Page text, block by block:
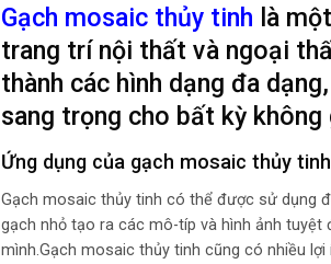
Gạch mosaic thủy tinh là
trang trí nội thất và ngoại
thành các hình dạng đa
sang trọng cho bất kỳ không
Ứng dụng của gạch mosaic thủy tinh
Gạch mosaic thủy tinh có thể được sử dụng
gạch nhỏ tạo ra các mô-típ và hình ảnh
mình.Gạch mosaic thủy tinh cũng có nhiều